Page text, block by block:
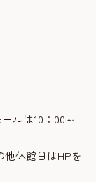
ルは10：00～
他休館日はHPを